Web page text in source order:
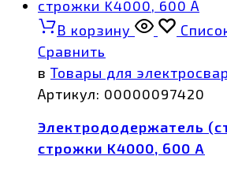
В корзину
Сравнить
в Товары для
Артикул: 00000097420
Электрододержатель
строжки K4000, 600 А